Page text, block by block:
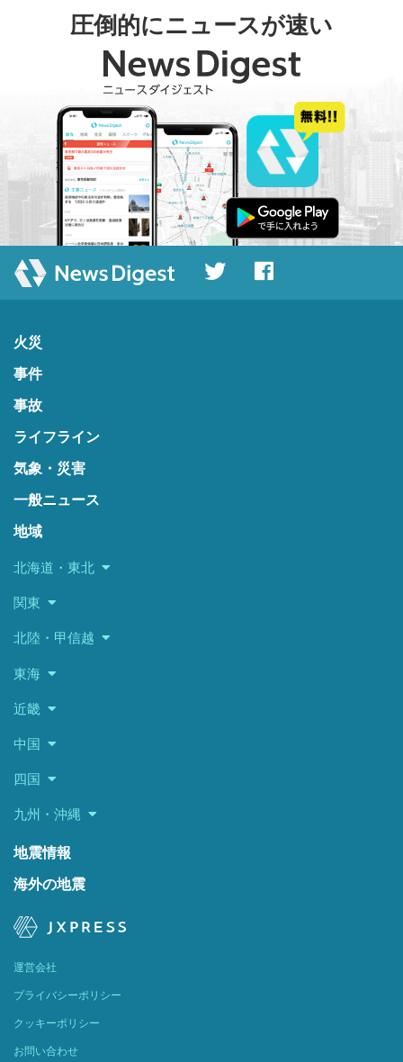
圧倒的にニュースが速い
火災
事件
事故
ライフライン
気象・災害
一般ニュース
地域
北海道・東北
関東
北陸・甲信越
東海
近畿
中国
四国
九州・沖縄
地震情報
海外の地震
運営会社
プライバシーポリシー
クッキーポリシー
お問い合わせ